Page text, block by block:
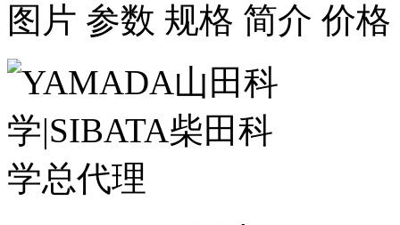
图片 参数 规格 简介 价